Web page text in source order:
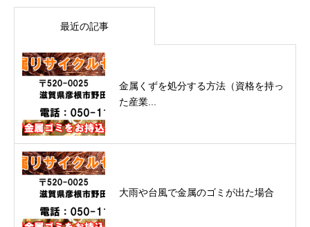
最近の記事
金属くずを処分する方法（資格を持っ
た産業...
大雨や台風で金属のゴミが出た場合